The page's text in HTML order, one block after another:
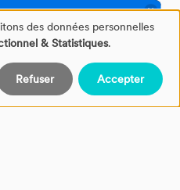
des données personnelles
& Statistiques.
Refuser Accepter